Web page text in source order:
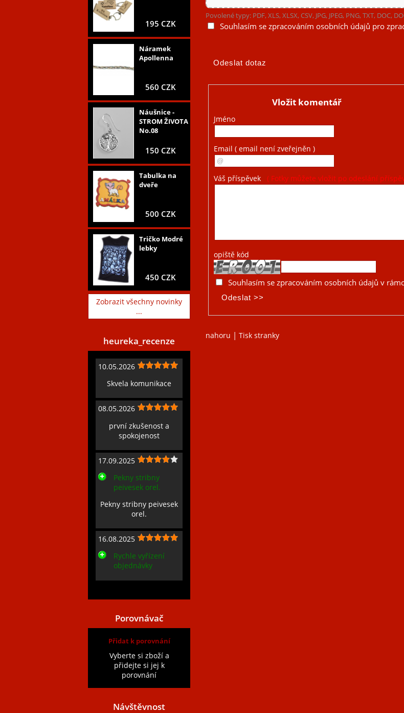
Povolené typy: PDF, XLS, XLSX, CSV, JPG, JPEG, PNG, TXT,
Souhlasím se zpracováním osobních údajů pro
Vložit komentář
Jméno
Email ( email není zveřejněn )
Váš příspěvek ( Fotky můžete vložit po odeslání
opiště kód
Souhlasím se zpracováním osobních údajů v
nahoru | Tisk stranky
195 CZK
Náramek
Apollenna
560 CZK
Náušnice -
STROM ŽIVOTA
No.08
150 CZK
Tabulka na
dveře
500 CZK
Tričko Modré
lebky
450 CZK
Zobrazit všechny novinky
...
heureka_recenze
10.05.2026
Skvela komunikace
08.05.2026
první zkušenost a
spokojenost
17.09.2025
Pekny stribny
peivesek orel.
Pekny stribny peivesek
orel.
16.08.2025
Rychle vyřízení
objednávky
Porovnávač
Přidat k porovnání
Vyberte si zboží a
přidejte si jej k
porovnání
Návštěvnost